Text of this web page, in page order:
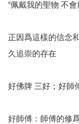
“佩戴我的聖物 不
正因爲這樣的信念
久追崇的存在
好佛牌 三好；好師
好師傅：師傅的修